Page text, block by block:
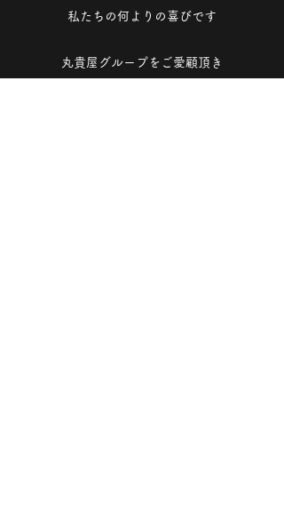
私たちの何よりの喜びです
丸貴屋グループをご愛顧頂き